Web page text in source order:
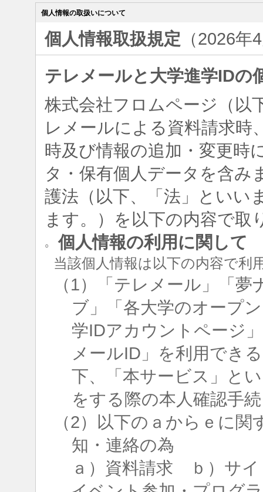
個人情報の取扱いについて
個人情報取扱規定 （2026
テレメールと大学進学IDの
株式会社フロムページ（以
レメールによる資料請求時
時及び情報の追加・変更時
タ・保有個人データを含み
護法（以下、「法」といい
ます。）を以下の内容で取
○ 個人情報の利用に関して
当該個人情報は以下の内容で利
（1）「テレメール」「
ブ」「各大学のオープ
学IDアカウントページ
メールID」を利用でき
下、「本サービス」と
をする際の本人確認手
（2）以下のａからｅに
知・連絡の為
ａ）資料請求 ｂ）サ